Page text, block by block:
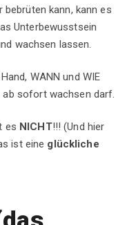
kann, kann es
Unterbewusstsein
wachsen lassen.
WANN und WIE
ab sofort wachsen darf.
es NICHT!!! (Und hier
ist eine glückliche